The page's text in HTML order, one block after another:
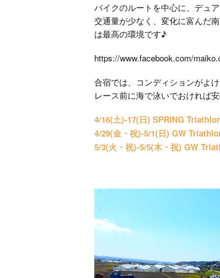
バイクのルートを中心に、デュ
交通量が少なく、変化に富んだ
は最高の環境です♪
https://www.facebook.com/
合宿では、コンディションがよ
レース前に海で泳いでおければ
4/16(土)-17(日) SPRING
4/29(金・祝)-5/1(日) GW
5/3(火・祝)-5/5(木・祝) GW